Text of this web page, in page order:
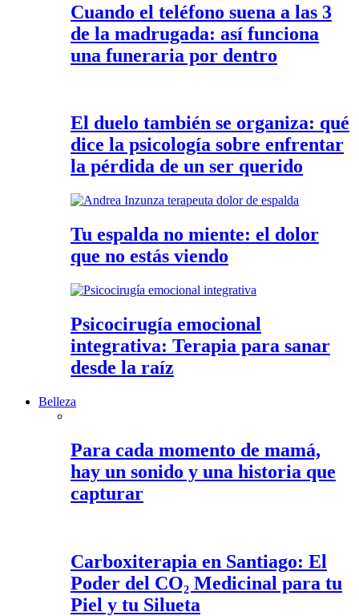
Cuando el teléfono suena a las 3
de la madrugada: así funciona
una funeraria por dentro
El duelo también se organiza: qué
dice la psicología sobre enfrentar
la pérdida de un ser querido
Tu espalda no miente: el dolor
que no estás viendo
Psicocirugía emocional
integrativa: Terapia para sanar
desde la raíz
Belleza
Para cada momento de mamá,
hay un sonido y una historia que
capturar
Carboxiterapia en Santiago: El
Poder del CO₂ Medicinal para tu
Piel y tu Silueta